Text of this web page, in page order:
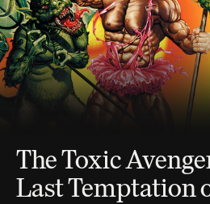
The Toxic
Last Temptation